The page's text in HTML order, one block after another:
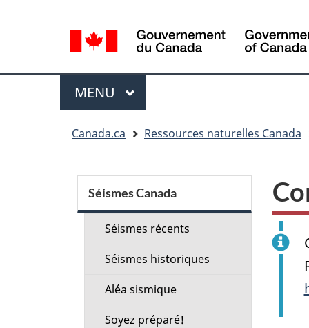
de
la
langue
Menu
MENU PRINCIPAL
Canada.ca Ressources naturelles Canada
Menu
de
la
section
Séismes Canada
Séismes récents
Séismes historiques
Aléa sismique
Soyez préparé!